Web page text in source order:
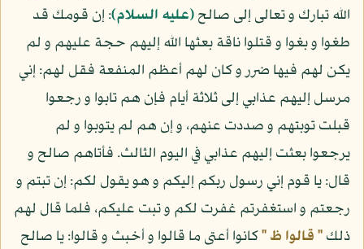
الله تبارك و تعالى إلى صالح(عليه السلام): إن قومك قد
طغوا و بغوا و قتلوا ناقة بعثها الله إليهم حجة عليهم و لم
يكن لهم فيها ضرر و كان لهم أعظم المنفعة فقل لهم: إني
مرسل إليهم عذابي إلى ثلاثة أيام فإن هم تابوا و رجعوا
قبلت توبتهم و صددت عنهم، و إن هم لم يتوبوا و لم
يرجعوا بعثت إليهم عذابي في اليوم الثالث. فأتاهم صالح و
قال: يا قوم إني رسول ربكم إليكم و هو يقول لكم: إن تبتم و
رجعتم و استغفرتم غفرت لكم و تبت عليكم، فلما قال لهم
ذلك" قالوا ظ "كانوا أعتى ما قالوا و أخبث و قالوا: يا صالح